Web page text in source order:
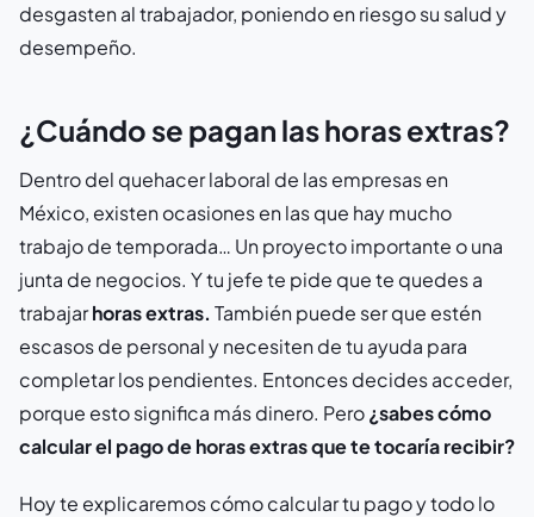
desgasten al trabajador, poniendo en riesgo su salud y
desempeño.
¿Cuándo se pagan las horas extras?
Dentro del quehacer laboral de las empresas en
México, existen ocasiones en las que hay mucho
trabajo de temporada… Un proyecto importante o una
junta de negocios. Y tu jefe te pide que te quedes a
trabajarhoras extras. También puede ser que estén
escasos de personal y necesiten de tu ayuda para
completar los pendientes. Entonces decides acceder,
porque esto significa más dinero. Pero¿sabes cómo
calcular el pago de horas extras que te tocaría recibir?
Hoy te explicaremos cómo calcular tu pago y todo lo